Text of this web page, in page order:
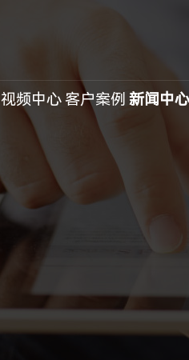
视频中心客户案例 新闻中心